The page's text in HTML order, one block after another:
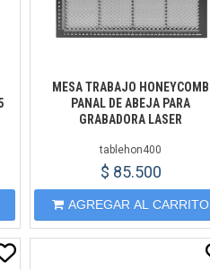
MESA TRABAJO HONEYCOMB
PANAL DE ABEJA PARA
GRABADORA LASER
tablehon400
$ 85.500
AGREGAR AL CARRITO